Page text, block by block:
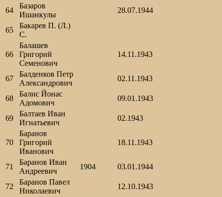
64
Базаров
Ишанкулы
28.07.1944
65
Бакарев П. (Л.)
С.
66
Балашев
Григорий
Семенович
14.11.1943
67
Балденков Петр
Александрович
02.11.1943
68
Балис Йонас
Адомович
09.01.1943
69
Балтаев Иван
Игнатьевич
02.1943
70
Баранов
Григорий
Иванович
18.11.1943
71
Баранов Иван
Андреевич
1904 03.01.1944
72
Баранов Павел
Николаевич
12.10.1943